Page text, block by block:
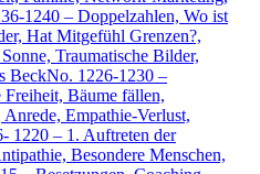
1240 – Doppelzahlen, Wo ist
Hat Mitgefühl Grenzen?,
Traumatische Bilder,
BeckNo. 1226-1230 –
Bäume fällen,
Empathie-Verlust,
1220 – 1. Auftreten der
Besondere Menschen,